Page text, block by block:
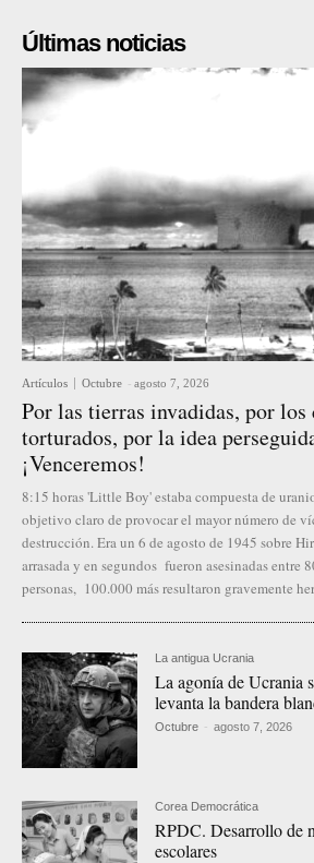
Últimas noticias
Artículos Octubre - agosto 7, 2026
Por las tierras invadidas, por los
torturados, por la idea
¡Venceremos!
8:15 horas 'Little Boy' estaba compuesta de
objetivo claro de provocar el mayor número de
destrucción. Era un 6 de agosto de 1945 sobre
arrasada y en segundos fueron asesinadas entre
personas, 100.000 más resultaron gravemente
La antigua Ucrania
La agonía de Ucrania
levanta la bandera
Octubre - agosto 7, 2026
Corea Democrática
RPDC. Desarrollo de
escolares